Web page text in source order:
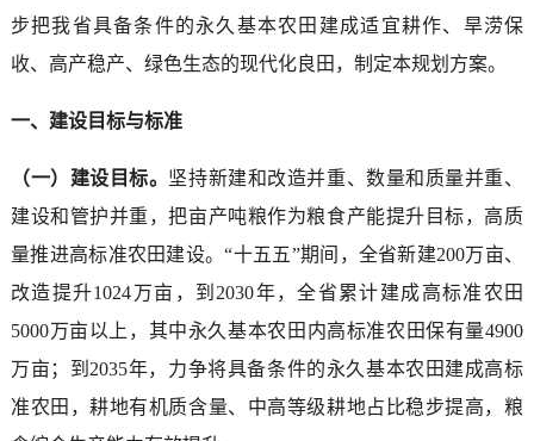
步把我省具备条件的永久基本农田建成适宜耕作、旱涝保
收、高产稳产、绿色生态的现代化良田，制定本规划方案。
一、建设目标与标准
（一）建设目标。 坚持新建和改造并重、数量和质量并重、
建设和管护并重，把亩产吨粮作为粮食产能提升目标，高质
量推进高标准农田建设。“十五五”期间，全省新建200万亩、
改造提升1024万亩，到2030年，全省累计建成高标准农田
5000万亩以上，其中永久基本农田内高标准农田保有量4900
万亩；到2035年，力争将具备条件的永久基本农田建成高标
准农田，耕地有机质含量、中高等级耕地占比稳步提高，粮